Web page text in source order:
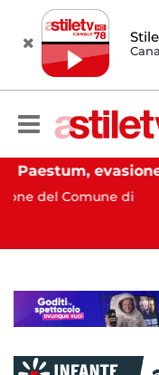
Capaccio Paestum, evasione tassa di soggiorno: scoperte 49 strutture fantasma, elevate 132 sanzioni
di